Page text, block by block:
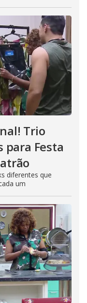
Trio
Festa
diferentes que
um